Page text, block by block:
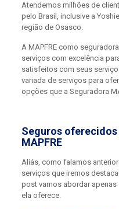
Atendemos milhões de
pelo Brasil, inclusive a
região de Osasco.
A MAPFRE como
serviços com excelência
satisfeitos com seus
variada de serviços para
opções que a Seguradora
Seguros
MAPFRE
Aliás, como falamos
serviços que iremos
post vamos abordar
ela oferece.